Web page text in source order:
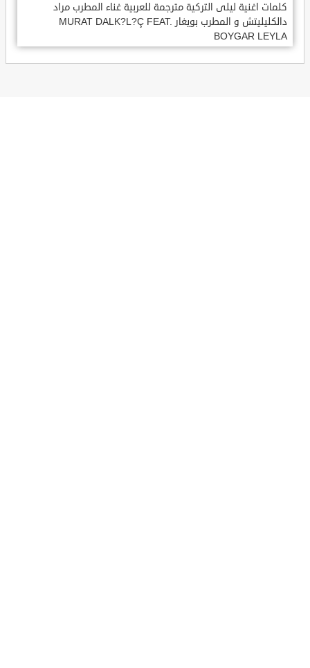
كلمات اغنية ليلى التركية مترجمة للعربية غناء المطرب مراد
دالكليليتش و المطرب بويغار MURAT DALK?L?Ç FEAT.
BOYGAR LEYLA